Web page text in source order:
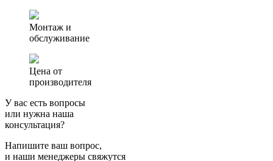
Монтаж и
обслуживание
Цена от
производителя
У вас есть вопросы
или нужна наша
консультация?
Напишите ваш вопрос,
и наши менеджеры свяжутся